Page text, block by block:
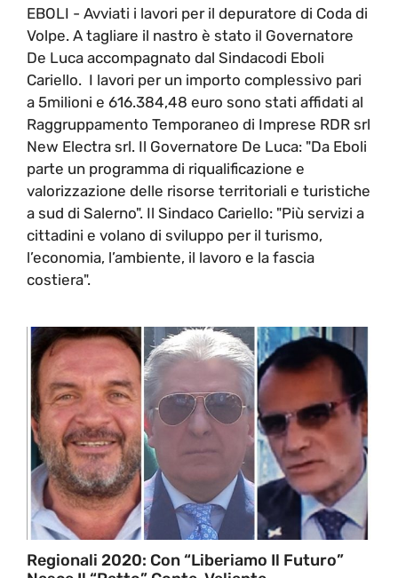
EBOLI - Avviati i lavori per il depuratore di Coda di
Volpe. A tagliare il nastro è stato il Governatore
De Luca accompagnato dal Sindacodi Eboli
Cariello. I lavori per un importo complessivo pari
a 5milioni e 616.384,48 euro sono stati affidati al
Raggruppamento Temporaneo di Imprese RDR srl
New Electra srl. Il Governatore De Luca: "Da Eboli
parte un programma di riqualificazione e
valorizzazione delle risorse territoriali e turistiche
a sud di Salerno". Il Sindaco Cariello: "Più servizi a
cittadini e volano di sviluppo per il turismo,
l’economia, l’ambiente, il lavoro e la fascia
costiera".
Regionali 2020: Con “Liberiamo Il Futuro”